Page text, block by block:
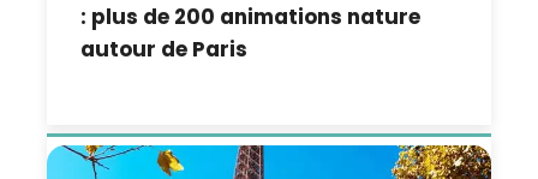
: plus de 200 animations nature
autour de Paris